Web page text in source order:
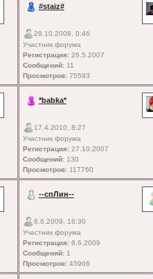
#staiz#
29.10.2008, 0:46
Участник форума
Регистрация:26.5.2007
Сообщений:11
Просмотров:75593
*babka*
17.4.2010, 8:27
Участник форума
Регистрация:27.10.2007
Сообщений:130
Просмотров:117760
--спЛин--
6.6.2009, 16:30
Участник форума
Регистрация:6.6.2009
Сообщений:1
Просмотров:45966